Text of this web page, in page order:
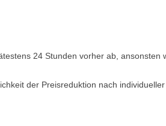
24 Stunden vorher ab,
der Preisreduktion nach individueller